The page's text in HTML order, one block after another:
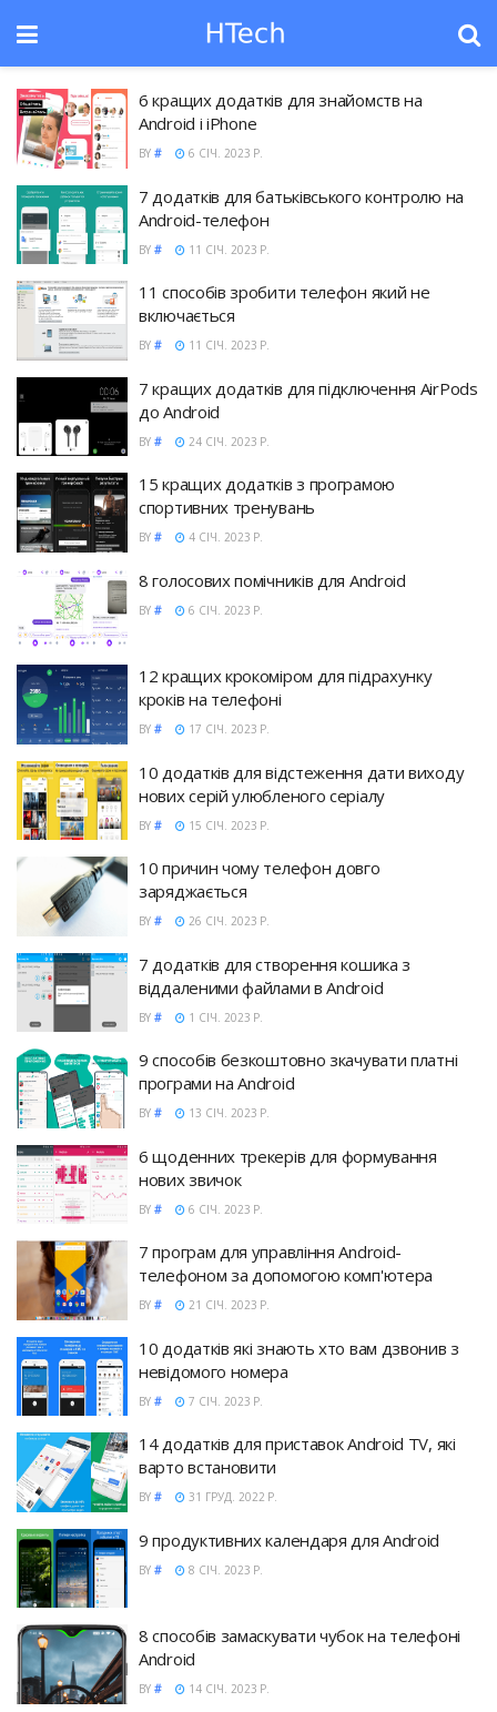
6 кращих додатків для знайомств на
Android і iPhone
BY # 6 СІЧ. 2023 Р.
7 додатків для батьківського контролю на
Android-телефон
BY # 11 СІЧ. 2023 Р.
11 способів зробити телефон який не
включається
BY # 11 СІЧ. 2023 Р.
7 кращих додатків для підключення AirPods
до Android
BY # 24 СІЧ. 2023 Р.
15 кращих додатків з програмою
спортивних тренувань
BY # 4 СІЧ. 2023 Р.
8 голосових помічників для Android
BY # 6 СІЧ. 2023 Р.
12 кращих крокоміром для підрахунку
кроків на телефоні
BY # 17 СІЧ. 2023 Р.
10 додатків для відстеження дати виходу
нових серій улюбленого серіалу
BY # 15 СІЧ. 2023 Р.
10 причин чому телефон довго
заряджається
BY # 26 СІЧ. 2023 Р.
7 додатків для створення кошика з
віддаленими файлами в Android
BY # 1 СІЧ. 2023 Р.
9 способів безкоштовно зкачувати платні
програми на Android
BY # 13 СІЧ. 2023 Р.
6 щоденних трекерів для формування
нових звичок
BY # 6 СІЧ. 2023 Р.
7 програм для управління Android-
телефоном за допомогою комп'ютера
BY # 21 СІЧ. 2023 Р.
10 додатків які знають хто вам дзвонив з
невідомого номера
BY # 7 СІЧ. 2023 Р.
14 додатків для приставок Android TV, які
варто встановити
BY # 31 ГРУД. 2022 Р.
9 продуктивних календаря для Android
BY # 8 СІЧ. 2023 Р.
8 способів замаскувати чубок на телефоні
Android
BY # 14 СІЧ. 2023 Р.